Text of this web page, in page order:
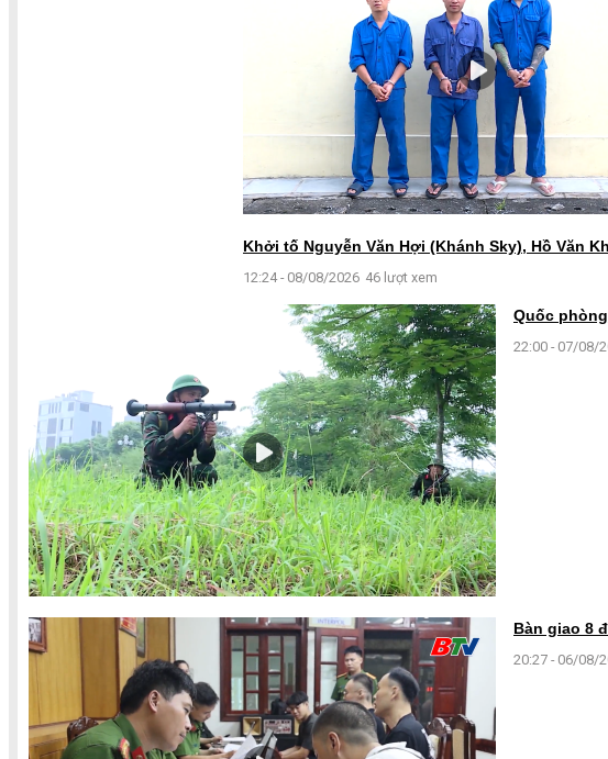
Khởi tố Nguyễn Văn Hợi (Khánh Sky), Hồ Văn
12:24 - 08/08/2026 46 lượt xem
Quốc
22:00 - 07/08/
Bàn giao 8
20:27 - 06/08/